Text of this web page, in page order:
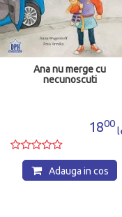
Ana nu merge cu
necunoscuti
1800
Adauga in cos